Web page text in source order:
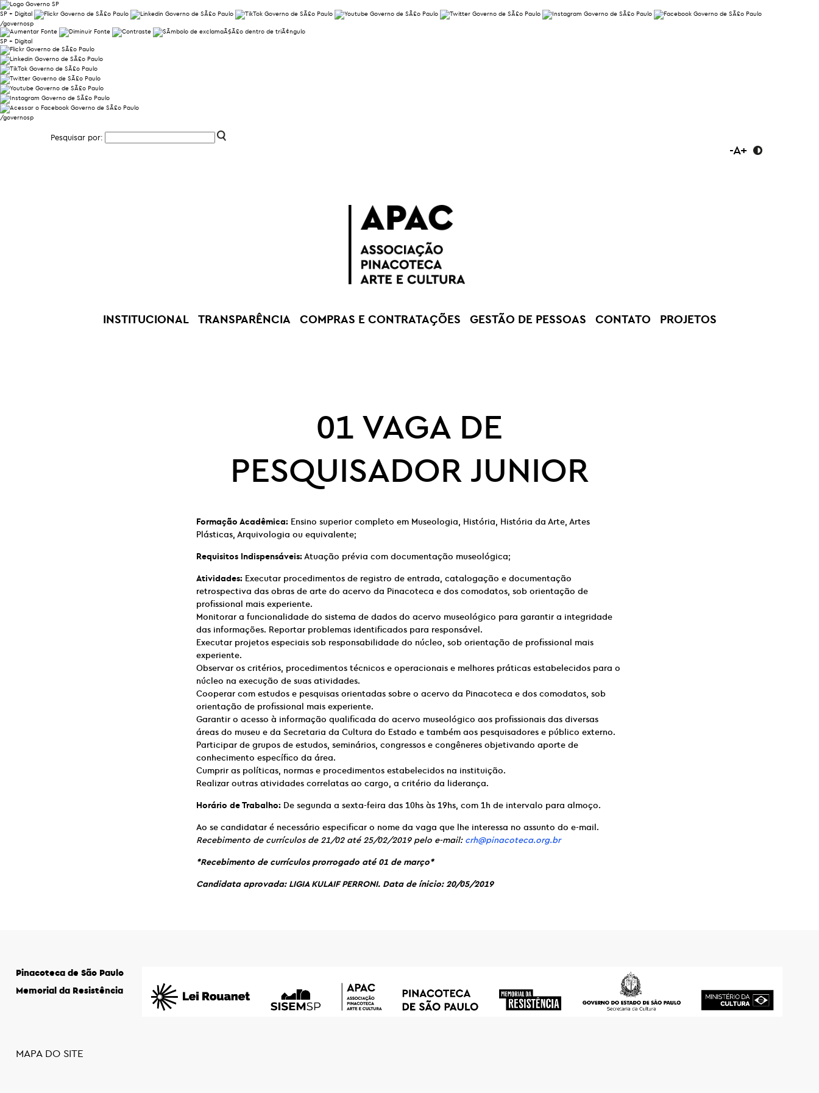
SP + Digital
/governosp
SP + Digital
/governosp
Pesquisar por:
-A+
INSTITUCIONAL TRANSPARÊNCIA COMPRAS E CONTRATAÇÕES GESTÃO DE PESSOAS CONTATO PROJETOS
01 VAGA DE
PESQUISADOR JUNIOR
Formação Acadêmica: Ensino superior completo em Museologia, História, História da Arte, Artes
Plásticas, Arquivologia ou equivalente;
Requisitos Indispensáveis:Atuação prévia com documentação museológica;
Atividades: Executar procedimentos de registro de entrada, catalogação e documentação
retrospectiva das obras de arte do acervo da Pinacoteca e dos comodatos, sob orientação de
profissional mais experiente.
Monitorar a funcionalidade do sistema de dados do acervo museológico para garantir a integridade
das informações. Reportar problemas identificados para responsável.
Executar projetos especiais sob responsabilidade do núcleo, sob orientação de profissional mais
experiente.
Observar os critérios, procedimentos técnicos e operacionais e melhores práticas estabelecidos para o
núcleo na execução de suas atividades.
Cooperar com estudos e pesquisas orientadas sobre o acervo da Pinacoteca e dos comodatos, sob
orientação de profissional mais experiente.
Garantir o acesso à informação qualificada do acervo museológico aos profissionais das diversas
áreas do museu e da Secretaria da Cultura do Estado e também aos pesquisadores e público externo.
Participar de grupos de estudos, seminários, congressos e congêneres objetivando aporte de
conhecimento específico da área.
Cumprir as políticas, normas e procedimentos estabelecidos na instituição.
Realizar outras atividades correlatas ao cargo, a critério da liderança.
Horário de Trabalho: De segunda a sexta-feira das 10hs às 19hs, com 1h de intervalo para almoço.
Ao se candidatar é necessário especificar o nome da vaga que lhe interessa no assunto do e-mail.
Recebimento de currículos de 21/02 até 25/02/2019 pelo e-mail: crh@pinacoteca.org.br
*Recebimento de currículos prorrogado até 01 de março*
Candidata aprovada: LIGIA KULAIF PERRONI. Data de ínicio: 20/05/2019
Pinacoteca de São Paulo
Memorial da Resistência
MAPA DO SITE